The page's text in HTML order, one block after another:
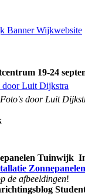
19-24
Foto's door Luit
Tuinwijk
de afbeeldingen!